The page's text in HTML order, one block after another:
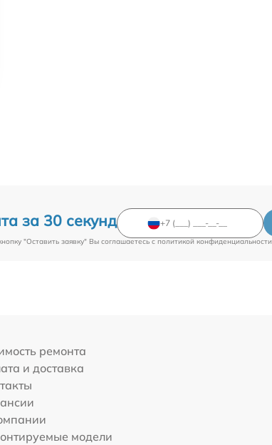
за 30 секунд
"Оставить заявку" Вы соглашаетесь cполитикой конфиденциальности
ремонта
и доставка
модели